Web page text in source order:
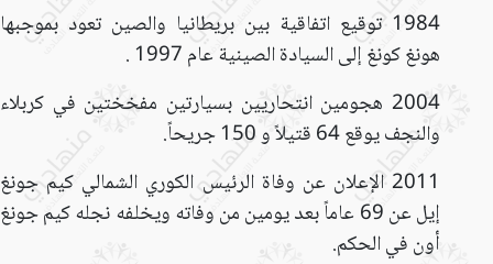
1984 توقيع اتفاقية بين بريطانيا والصين تعود بموجبها
هونغ كونغ إلى السيادة الصينية عام 1997 .
2004 هجومين انتحاريين بسيارتين مفخختين في كربلاء
والنجف يوقع 64 قتيلاً و 150 جريحاً.
2011 الإعلان عن وفاة الرئيس الكوري الشمالي كيم جونغ
إيل عن 69 عاماً بعد يومين من وفاته ويخلفه نجله كيم جونغ
أون في الحكم.